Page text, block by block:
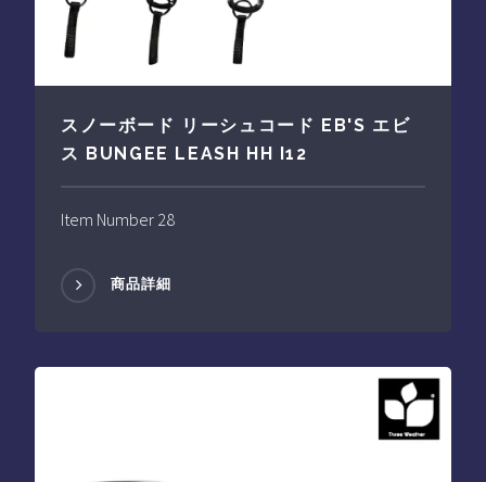
スノーボード リーシュコード EB'S エビ
ス BUNGEE LEASH HH I12
Item Number 28
商品詳細